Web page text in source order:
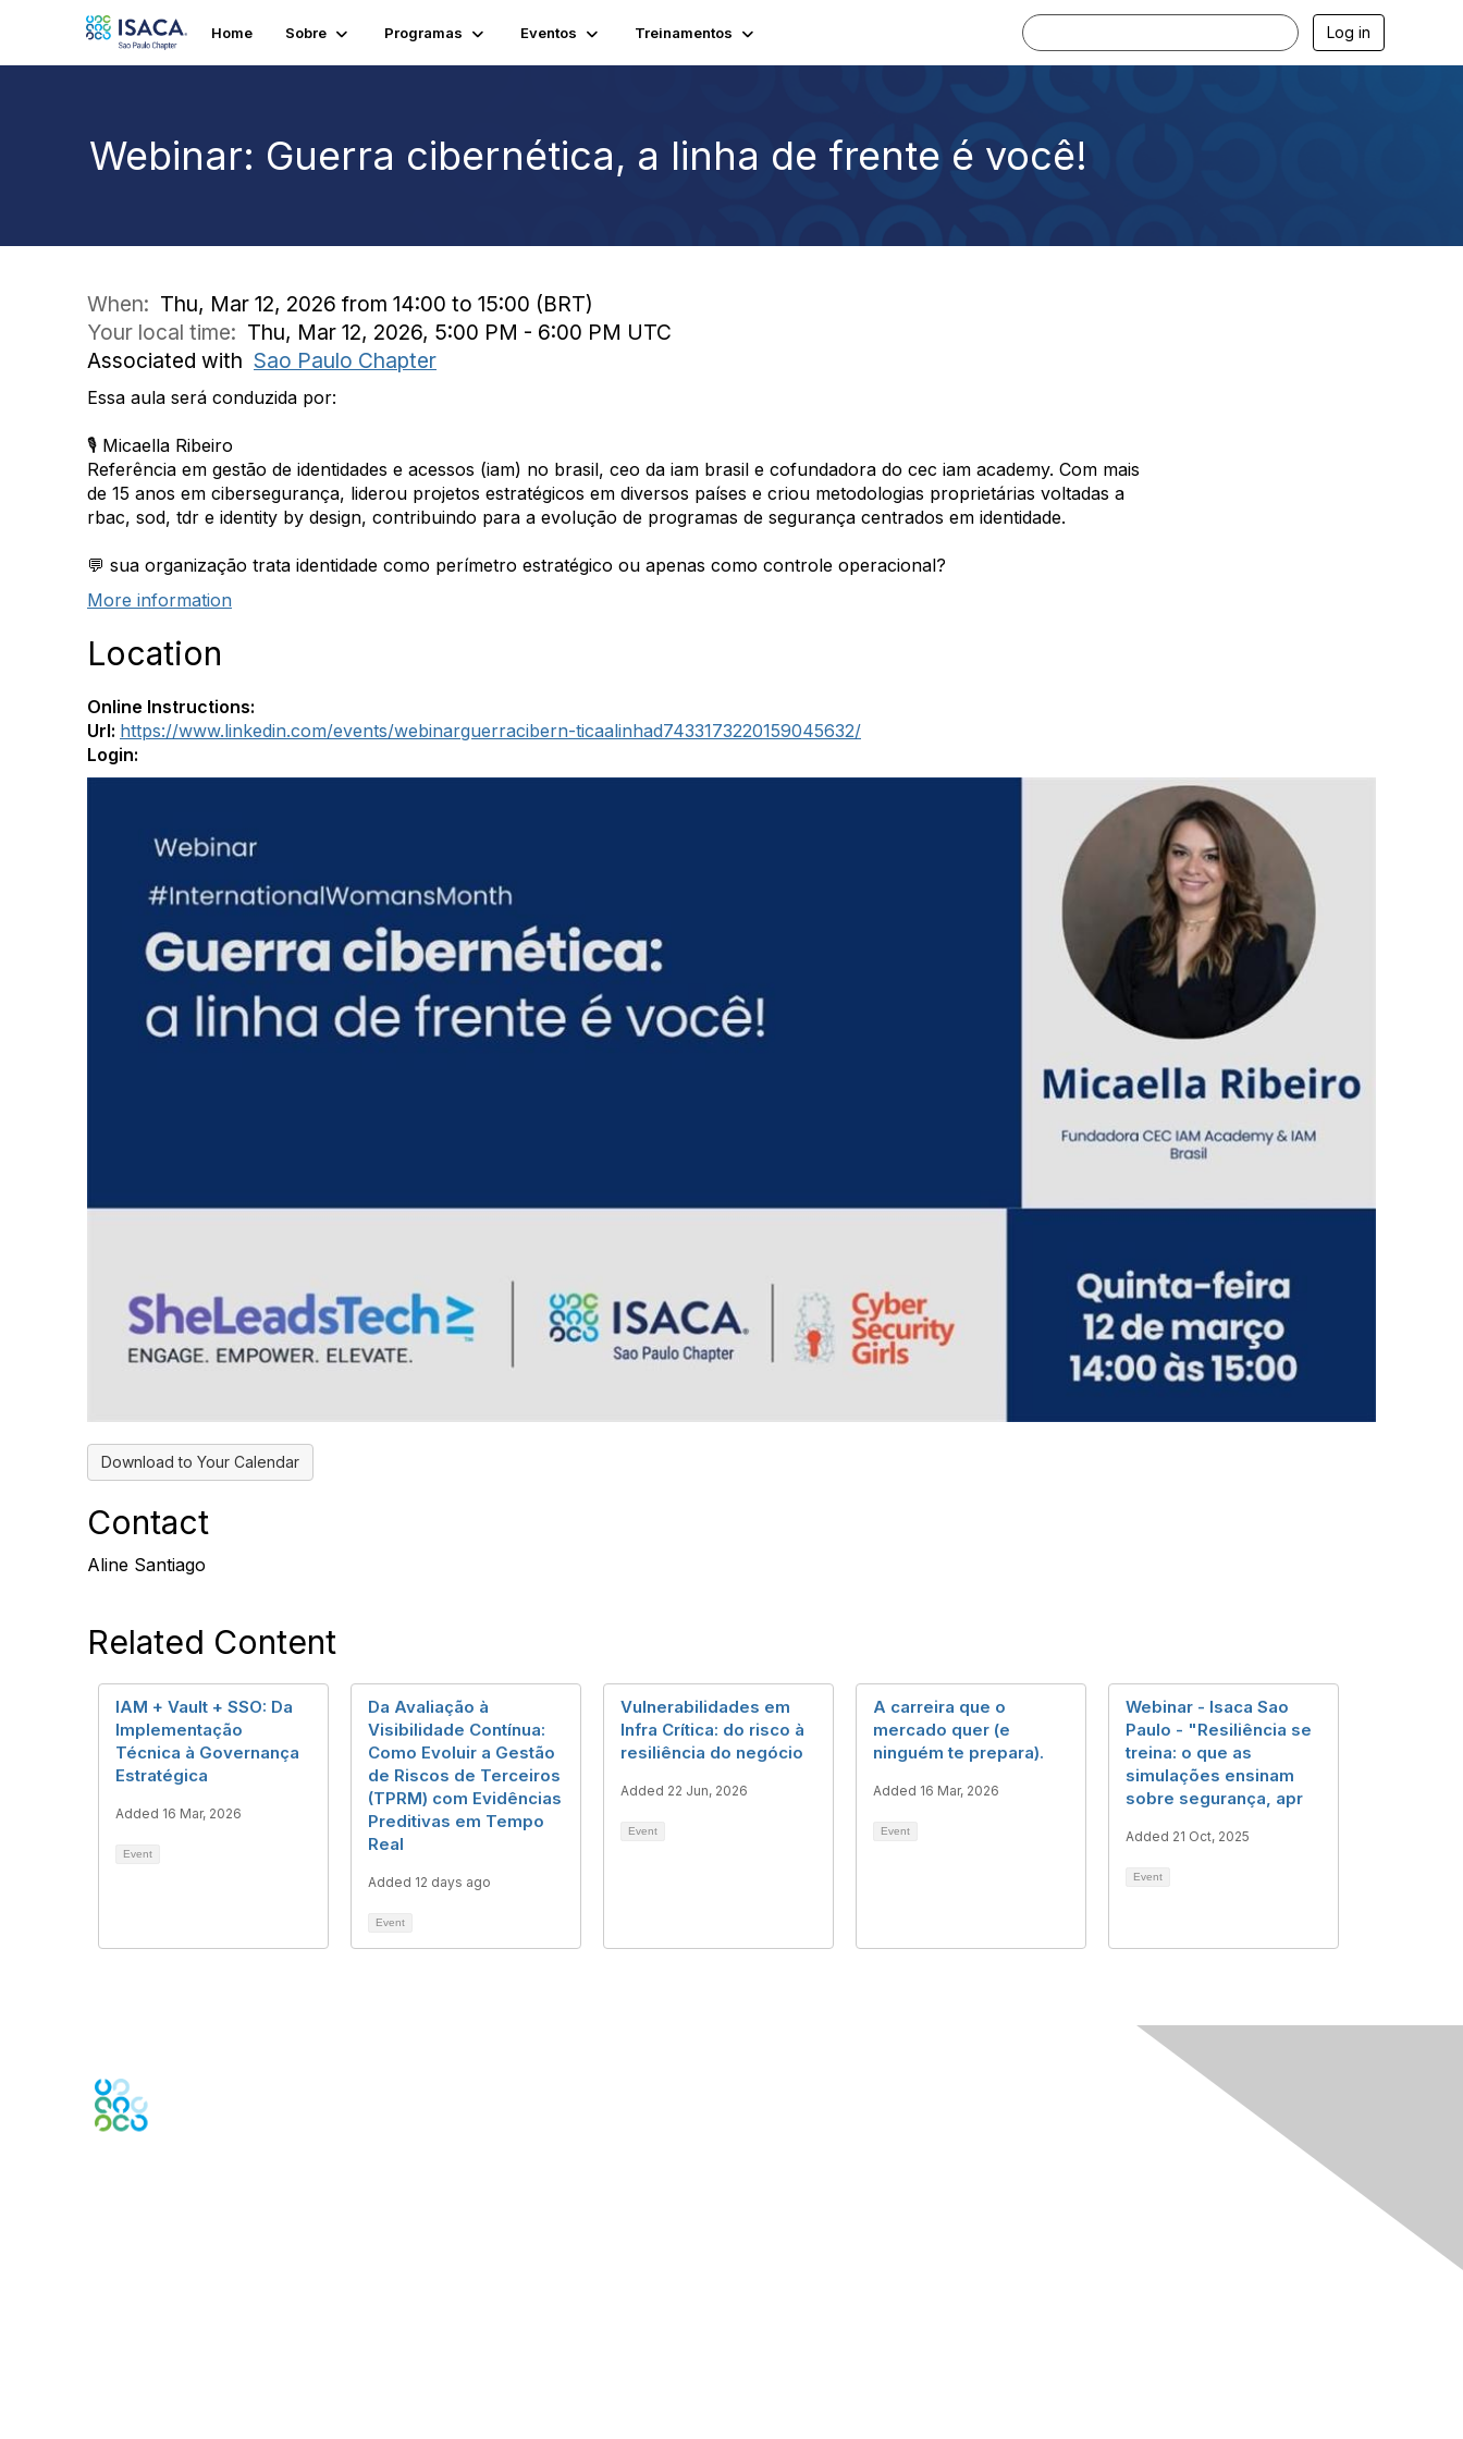
Home Sobre Programas Eventos Treinamentos Log in
Webinar: Guerra cibernética, a linha de frente é você!
When: Thu, Mar 12, 2026 from 14:00 to 15:00 (BRT)
Your local time: Thu, Mar 12, 2026, 5:00 PM - 6:00 PM UTC
Associated with Sao Paulo Chapter
Essa aula será conduzida por:
🎙 Micaella Ribeiro
Referência em gestão de identidades e acessos (iam) no brasil, ceo da iam brasil e cofundadora do cec iam academy. Com mais
de 15 anos em cibersegurança, liderou projetos estratégicos em diversos países e criou metodologias proprietárias voltadas a
rbac, sod, tdr e identity by design, contribuindo para a evolução de programas de segurança centrados em identidade.
💬 sua organização trata identidade como perímetro estratégico ou apenas como controle operacional?
More information
Location
Online Instructions:
Url: https://www.linkedin.com/events/webinarguerracibern-ticaalinhad7433173220159045632/
Login:
Download to Your Calendar
Contact
Aline Santiago
Related Content
IAM + Vault + SSO: Da
Implementação
Técnica à Governança
Estratégica
Added 16 Mar, 2026
Event
Da Avaliação à
Visibilidade Contínua:
Como Evoluir a Gestão
de Riscos de Terceiros
(TPRM) com Evidências
Preditivas em Tempo
Real
Added 12 days ago
Event
Vulnerabilidades em
Infra Crítica: do risco à
resiliência do negócio
Added 22 Jun, 2026
Event
A carreira que o
mercado quer (e
ninguém te prepara).
Added 16 Mar, 2026
Event
Webinar - Isaca Sao
Paulo - "Resiliência se
treina: o que as
simulações ensinam
sobre segurança, apr
Added 21 Oct, 2025
Event